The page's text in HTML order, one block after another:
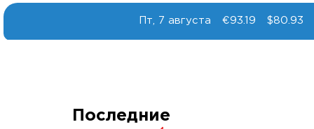
Пт, 7 августа €93.19 $80.93
Последние